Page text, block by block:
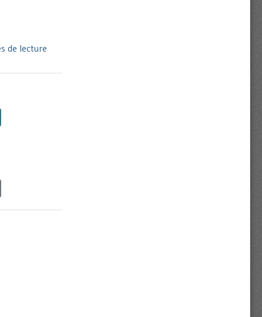
de lecture